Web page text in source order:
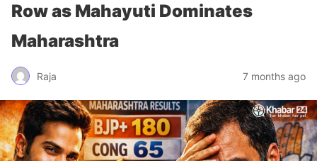
Row as Mahayuti Dominates
Maharashtra
Raja 7 months ago